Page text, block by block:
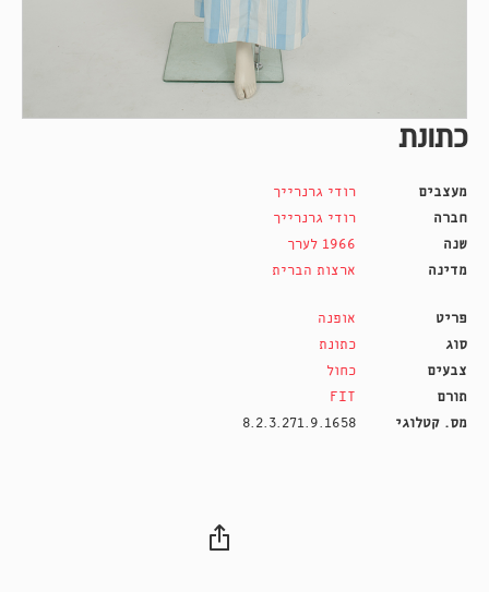
כתונת
מעצבים
רודי גרנרייך
חברה
רודי גרנרייך
שנה
1966 לערך
מדינה
ארצות הברית
פריט
אופנה
סוג
כתונת
צבעים
כחול
תורם
FIT
מס. קטלוגי
8.2.3.271.9.1658